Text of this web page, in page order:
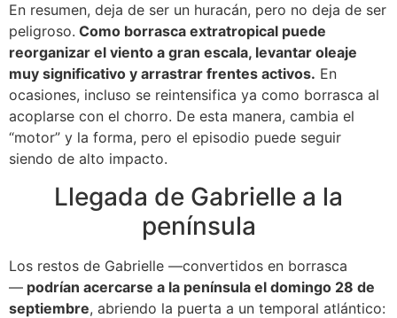
En resumen, deja de ser un huracán, pero no deja de ser
peligroso. Como borrasca extratropical puede
reorganizar el viento a gran escala, levantar oleaje
muy significativo y arrastrar frentes activos. En
ocasiones, incluso se reintensifica ya como borrasca al
acoplarse con el chorro. De esta manera, cambia el
“motor” y la forma, pero el episodio puede seguir
siendo de alto impacto.
Llegada de Gabrielle a la
península
Los restos de Gabrielle —convertidos en borrasca
— podrían acercarse a la península el domingo 28 de
septiembre, abriendo la puerta a un temporal atlántico: